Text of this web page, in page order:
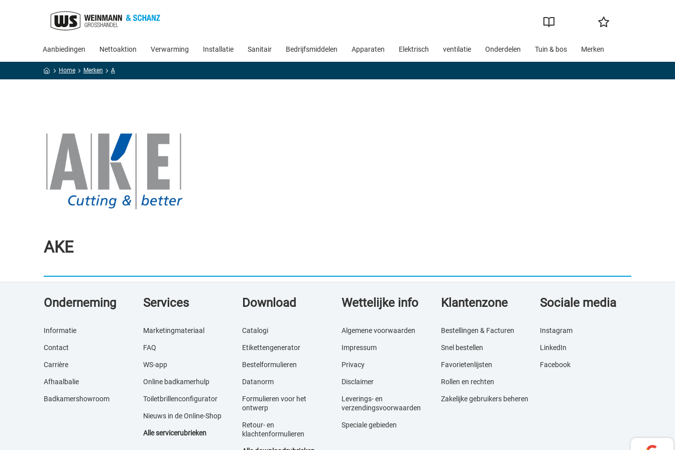
Aanbiedingen Nettoaktion Verwarming Installatie Sanitair Bedrijfsmiddelen Apparaten Elektrisch ventilatie Onderdelen Tuin & bos Merken
Home Merken A
AKE
Onderneming
Informatie
Contact
Carrière
Afhaalbalie
Badkamershowroom
Services
Marketingmateriaal
FAQ
WS-app
Online badkamerhulp
Toiletbrillenconfigurator
Nieuws in de Online-Shop
Alle servicerubrieken
Download
Catalogi
Etikettengenerator
Bestelformulieren
Datanorm
Formulieren voor het
ontwerp
Retour- en
klachtenformulieren
Wettelijke info
Algemene voorwaarden
Impressum
Privacy
Disclaimer
Leverings- en
verzendingsvoorwaarden
Speciale gebieden
Klantenzone
Bestellingen & Facturen
Snel bestellen
Favorietenlijsten
Rollen en rechten
Zakelijke gebruikers beheren
Sociale media
Instagram
LinkedIn
Facebook